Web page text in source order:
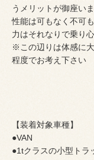
うメリットが御座いま
性能は可もなく不可
力はそれなりで乗り
※この辺りは体感に
程度でお考え下さい
【装着対象車種】
●VAN
●1tクラスの小型トラ